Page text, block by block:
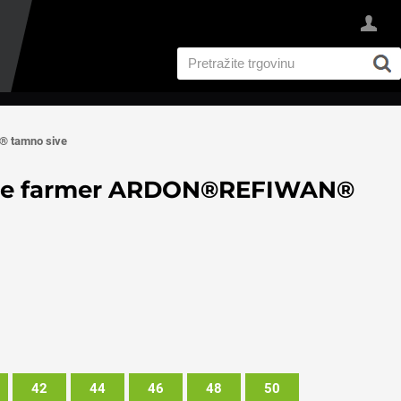
tamno sive
farmer ARDON®REFIWAN®
42 44 46 48 50